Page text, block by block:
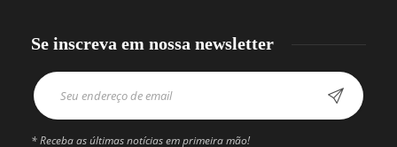
Se inscreva em nossa newsletter
* Receba as últimas notícias em primeira mão!